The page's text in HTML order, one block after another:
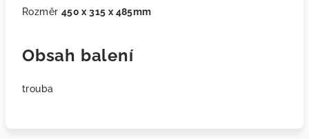
Rozměr 450 x 315 x 485mm
Obsah balení
trouba